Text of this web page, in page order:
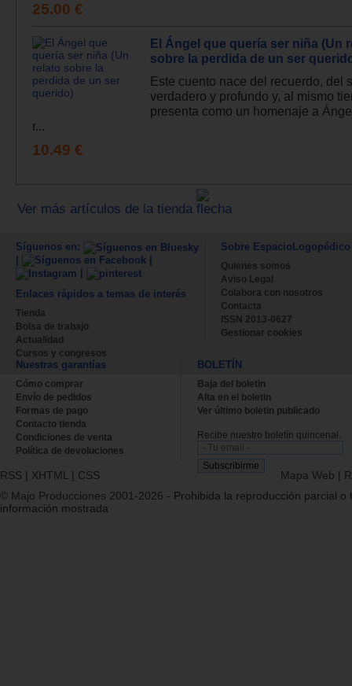
25.00 €
El Ángel que quería ser niña (Un
sobre la perdida de un ser
Este cuento nace del recuerdo, del
verdadero y profundo y, al mismo
presenta como un homenaje a
r...
10.49 €
Ver más artículos de la tienda
Síguenos en:
|
|
Enlaces rápidos a temas de interés
Tienda
Bolsa de trabajo
Actualidad
Cursos y congresos
Sobre EspacioLogopédico
Quienes somos
Aviso Legal
Colabora con nosotros
Contacta
ISSN 2013-0627
Gestionar cookies
Nuestras garantías
Cómo comprar
Envío de pedidos
Formas de pago
Contacto tienda
Condiciones de venta
Política de devoluciones
BOLETÍN
Baja del boletin
Alta en el boletin
Ver último boletin publicado
Recibe nuestro boletín quincenal.
RSS | XHTML | CSS Mapa Web |
© Majo Producciones 2001-2026 - Prohibida la reproducción parcial o
información mostrada